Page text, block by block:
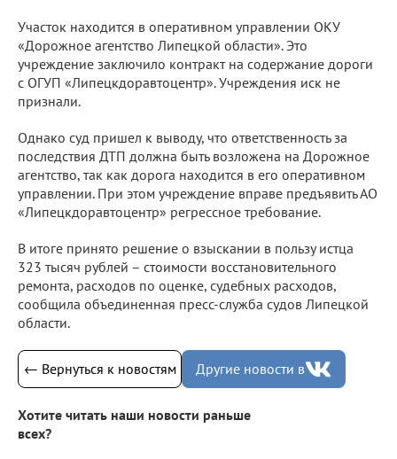
Участок находится в оперативном управлении ОКУ
«Дорожное агентство Липецкой области». Это
учреждение заключило контракт на содержание дороги
с ОГУП «Липецкдоравтоцентр». Учреждения иск не
признали.
Однако суд пришел к выводу, что ответственность за
последствия ДТП должна быть возложена на Дорожное
агентство, так как дорога находится в его оперативном
управлении. При этом учреждение вправе предъявить АО
«Липецкдоравтоцентр» регрессное требование.
В итоге принято решение о взыскании в пользу истца
323 тысяч рублей – стоимости восстановительного
ремонта, расходов по оценке, судебных расходов,
сообщила объединенная пресс-служба судов Липецкой
области.
← Вернуться к новостям Другие новости в
Хотите читать наши новости раньше
всех?